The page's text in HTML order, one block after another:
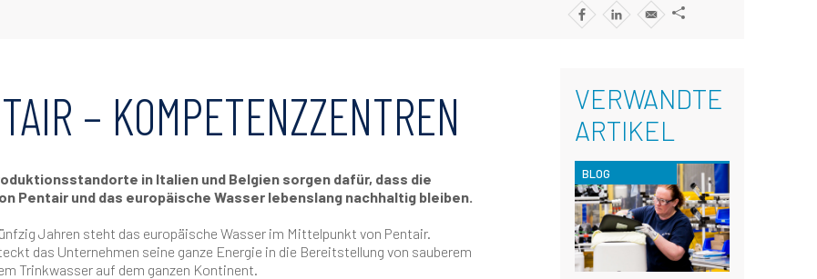
– KOMPETENZZENTREN
in Italien und Belgien sorgen dafür, dass die
Pentair und das europäische Wasser lebenslang nachhaltig bleiben.
Jahren steht das europäische Wasser im Mittelpunkt von Pentair.
das Unternehmen seine ganze Energie in die Bereitstellung von sauberem
Trinkwasser auf dem ganzen Kontinent.
VERWANDTE
ARTIKEL
BLOG